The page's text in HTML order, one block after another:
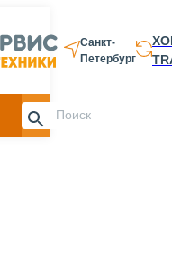
Санкт-
Петербург
8 812 337-